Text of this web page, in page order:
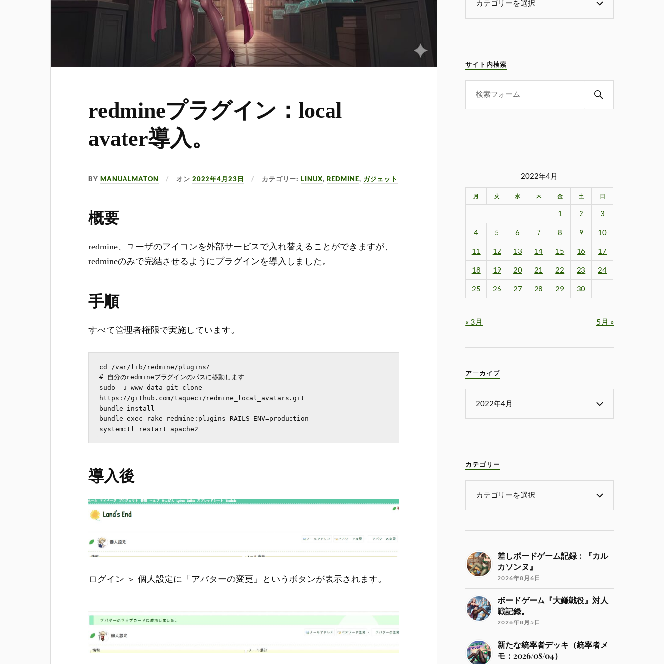
redmineプラグイン：local
avater導入。
BYMANUALMATON オン2022年4月23日 カテゴリー:LINUX,REDMINE, ガジェット
概要
redmine、ユーザのアイコンを外部サービスで入れ替えることができますが、
redmineのみで完結させるようにプラグインを導入しました。
手順
すべて管理者権限で実施しています。
cd /var/lib/redmine/plugins/
# 自分のredmineプラグインのパスに移動します
sudo -u www-data git clone
https://github.com/taqueci/redmine_local_avatars.git
bundle install
bundle exec rake redmine:plugins RAILS_ENV=production
systemctl restart apache2
導入後
ログイン ＞ 個人設定に「アバターの変更」というボタンが表示されます。
サイト内検索
2022年4月
月 火 水 木 金 土 日
1 2 3
4 5 6 7 8 9 10
11 12 13 14 15 16 17
18 19 20 21 22 23 24
25 26 27 28 29 30
« 3月 5月 »
アーカイブ
カテゴリー
差しボードゲーム記録：『カル
カソンヌ』
2026年8月6日
ボードゲーム『大鎌戦役』対人
戦記録。
2026年8月5日
新たな統率者デッキ（統率者メ
モ：2026/08/04）